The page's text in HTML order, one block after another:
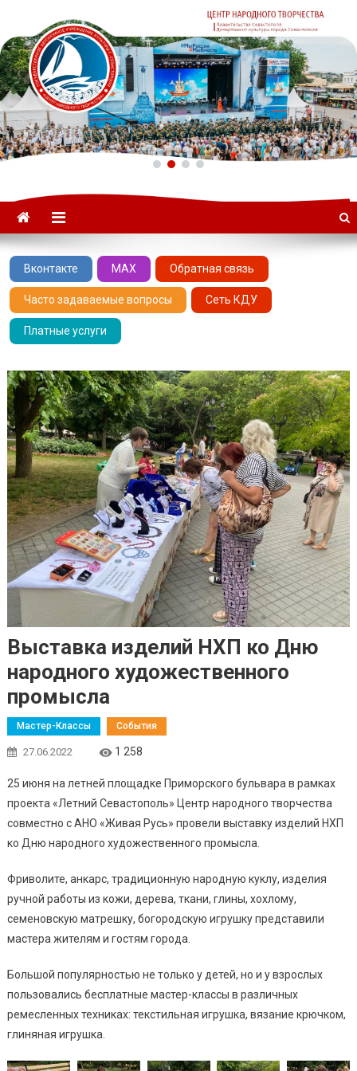
ГАУК «ЦНТ» –
Севастопольский Центр
народного творчества
Вконтакте MAX Обратная связь
Часто задаваемые вопросы Сеть КДУ
Платные услуги
Выставка изделий НХП ко Дню
народного художественного
промысла
Мастер-Классы События
27.06.2022 1 258
25 июня на летней площадке Приморского бульвара в рамках
проекта «Летний Севастополь» Центр народного творчества
совместно с АНО «Живая Русь» провели выставку изделий НХП
ко Дню народного художественного промысла.
Фриволите, анкарс, традиционную народную куклу, изделия
ручной работы из кожи, дерева, ткани, глины, хохлому,
семеновскую матрешку, богородскую игрушку представили
мастера жителям и гостям города.
Большой популярностью не только у детей, но и у взрослых
пользовались бесплатные мастер-классы в различных
ремесленных техниках: текстильная игрушка, вязание крючком,
глиняная игрушка.